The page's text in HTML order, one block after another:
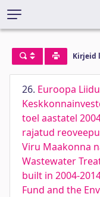
Kirjeid
26. Euroopa
toel aastatel
rajatud
Viru Maakonna
Wastewater
built in 2004-
Fund and the